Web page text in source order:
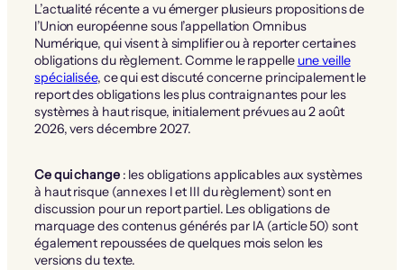
L’actualité récente a vu émerger plusieurs propositions de
l’Union européenne sous l’appellation Omnibus
Numérique, qui visent à simplifier ou à reporter certaines
obligations du règlement. Comme le rappelle une veille
spécialisée, ce qui est discuté concerne principalement le
report des obligations les plus contraignantes pour les
systèmes à haut risque, initialement prévues au 2 août
2026, vers décembre 2027.
Ce qui change: les obligations applicables aux systèmes
à haut risque (annexes I et III du règlement) sont en
discussion pour un report partiel. Les obligations de
marquage des contenus générés par IA (article 50) sont
également repoussées de quelques mois selon les
versions du texte.